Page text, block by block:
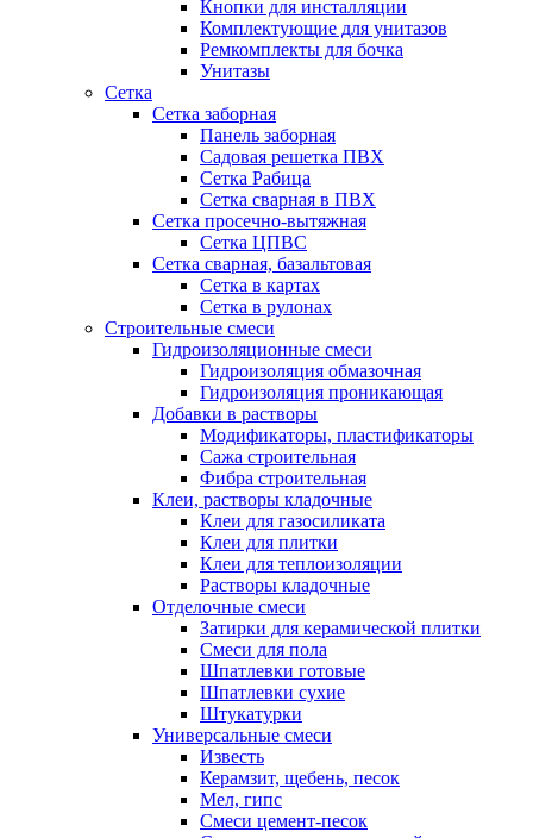
Кнопки для инсталляции
Комплектующие для унитазов
Ремкомплекты для бочка
Унитазы
Сетка
Сетка заборная
Панель заборная
Садовая решетка ПВХ
Сетка Рабица
Сетка сварная в ПВХ
Сетка просечно-вытяжная
Сетка ЦПВС
Сетка сварная, базальтовая
Сетка в картах
Сетка в рулонах
Строительные смеси
Гидроизоляционные смеси
Гидроизоляция обмазочная
Гидроизоляция проникающая
Добавки в растворы
Модификаторы, пластификаторы
Сажа строительная
Фибра строительная
Клеи, растворы кладочные
Клеи для газосиликата
Клеи для плитки
Клеи для теплоизоляции
Растворы кладочные
Отделочные смеси
Затирки для керамической плитки
Смеси для пола
Шпатлевки готовые
Шпатлевки сухие
Штукатурки
Универсальные смеси
Известь
Керамзит, щебень, песок
Мел, гипс
Смеси цемент-песок